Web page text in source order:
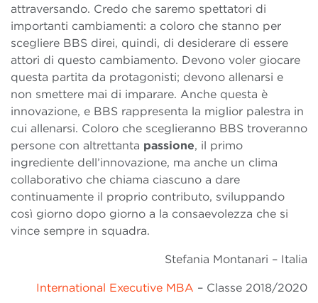
attraversando. Credo che saremo spettatori di
importanti cambiamenti: a coloro che stanno per
scegliere BBS direi, quindi, di desiderare di essere
attori di questo cambiamento. Devono voler giocare
questa partita da protagonisti; devono allenarsi e
non smettere mai di imparare. Anche questa è
innovazione, e BBS rappresenta la miglior palestra in
cui allenarsi. Coloro che sceglieranno BBS troveranno
persone con altrettanta passione, il primo
ingrediente dell’innovazione, ma anche un clima
collaborativo che chiama ciascuno a dare
continuamente il proprio contributo, sviluppando
così giorno dopo giorno a la consaevolezza che si
vince sempre in squadra.
Stefania Montanari – Italia
International Executive MBA – Classe 2018/2020